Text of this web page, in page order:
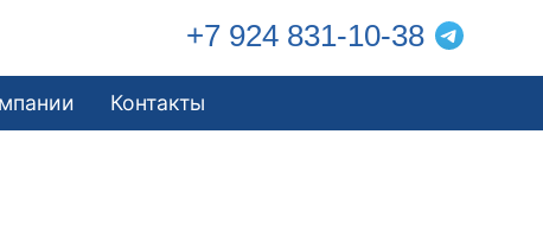
+7 924 831-10-38
Контакты